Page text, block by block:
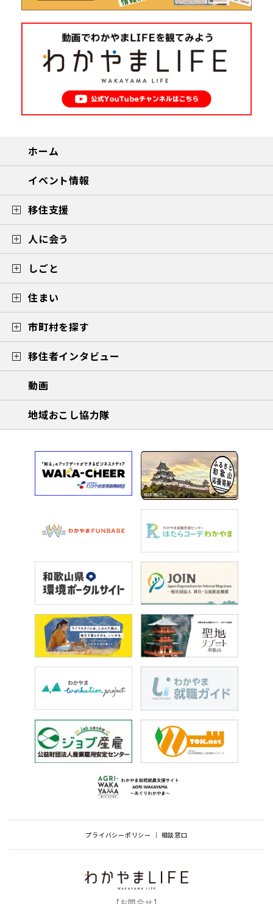
ホーム
イベント情報
移住支援
人に会う
しごと
住まい
市町村を探す
移住者インタビュー
動画
地域おこし協力隊
プライバシーポリシー 相談窓口